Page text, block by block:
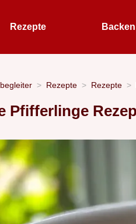
Rezepte Backen
Rezepte Rezepte
Pfifferlinge